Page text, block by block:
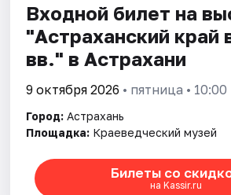
Входной билет на
"Астраханский край
вв." в Астрахани
9 октября 2026 • пятница • 10:00
Город: Астрахань
Площадка: Краеведческий музей
Билеты со
на Kassir.ru